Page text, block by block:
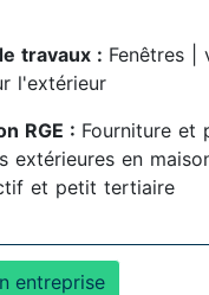
travaux : Fenêtres |
l'extérieur
RGE : Fourniture et
extérieures en
et petit tertiaire
entreprise